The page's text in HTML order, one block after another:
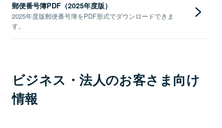
郵便番号簿PDF（2025年度版）
2025年度版郵便番号簿をPDF形式でダウンロードできま
す。
ビジネス・法人のお客さま向け
情報